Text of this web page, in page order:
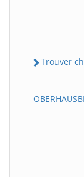
Trouver